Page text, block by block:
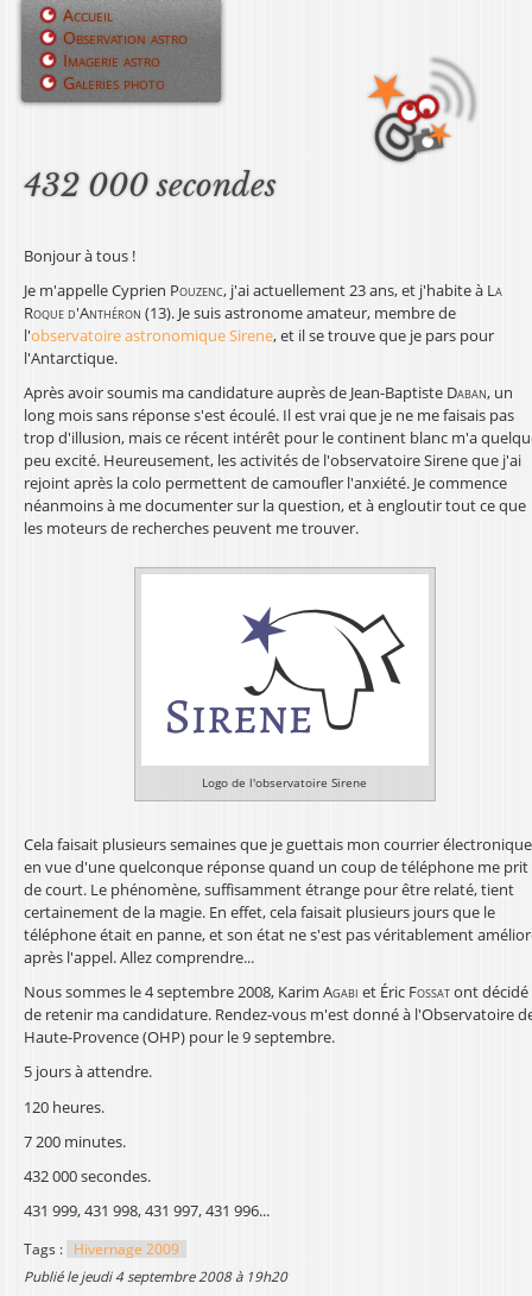
Jump to navigation
432 000 secondes
Bonjour à tous !
Je m'appelle Cyprien Pouzenc, j'ai actuellement 23 ans, et j'habite à La
Roque d'Anthéron (13). Je suis astronome amateur, membre de
l'observatoire astronomique Sirene, et il se trouve que je pars pour
l'Antarctique.
Après avoir soumis ma candidature auprès de Jean-Baptiste Daban, un
long mois sans réponse s'est écoulé. Il est vrai que je ne me faisais pas
trop d'illusion, mais ce récent intérêt pour le continent blanc m'a
peu excité. Heureusement, les activités de l'observatoire Sirene que j'ai
rejoint après la colo permettent de camoufler l'anxiété. Je commence
néanmoins à me documenter sur la question, et à engloutir tout ce que
les moteurs de recherches peuvent me trouver.
Logo de l'observatoire Sirene
Cela faisait plusieurs semaines que je guettais mon courrier électronique
en vue d'une quelconque réponse quand un coup de téléphone me prit
de court. Le phénomène, suffisamment étrange pour être relaté, tient
certainement de la magie. En effet, cela faisait plusieurs jours que le
téléphone était en panne, et son état ne s'est pas véritablement
après l'appel. Allez comprendre...
Nous sommes le 4 septembre 2008, Karim Agabi et Éric Fossatont décidé
de retenir ma candidature. Rendez-vous m'est donné à l'Observatoire
Haute-Provence (OHP) pour le 9 septembre.
5 jours à attendre.
120 heures.
7 200 minutes.
432 000 secondes.
431 999, 431 998, 431 997, 431 996...
Tags :
Hivernage 2009
publié le jeudi 4 septembre 2008 à 19h20
M
u
r
i
n
c
i
p
a
Accueil
Observation astro
Imagerie astro
Galeries photo